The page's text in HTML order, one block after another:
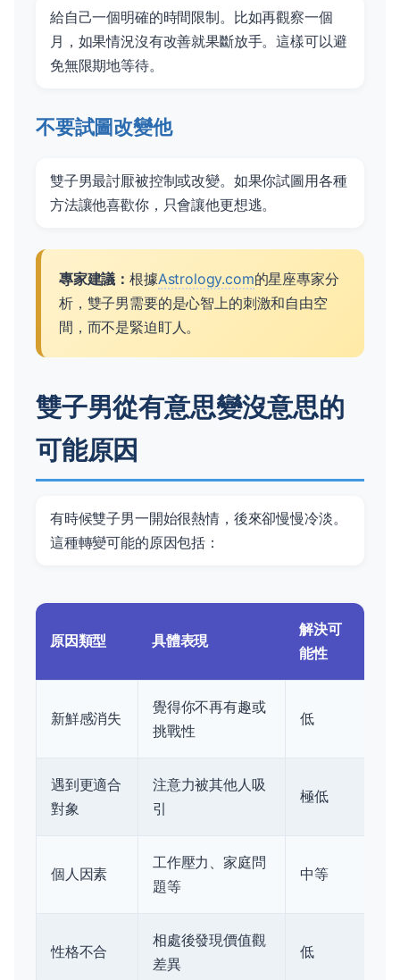
給自己一個明確的時間限制。比如再觀察一個
月，如果情況沒有改善就果斷放手。這樣可以避
免無限期地等待。
不要試圖改變他
雙子男最討厭被控制或改變。如果你試圖用各種
方法讓他喜歡你，只會讓他更想逃。
專家建議：根據Astrology.com的星座專家分
析，雙子男需要的是心智上的刺激和自由空
間，而不是緊迫盯人。
雙子男從有意思變沒意思的
可能原因
有時候雙子男一開始很熱情，後來卻慢慢冷淡。
這種轉變可能的原因包括：
原因類型 具體表現
解決可
能性
新鮮感消失
覺得你不再有趣或
挑戰性
低
遇到更適合
對象
注意力被其他人吸
引
極低
個人因素
工作壓力、家庭問
題等
中等
性格不合
相處後發現價值觀
差異
低